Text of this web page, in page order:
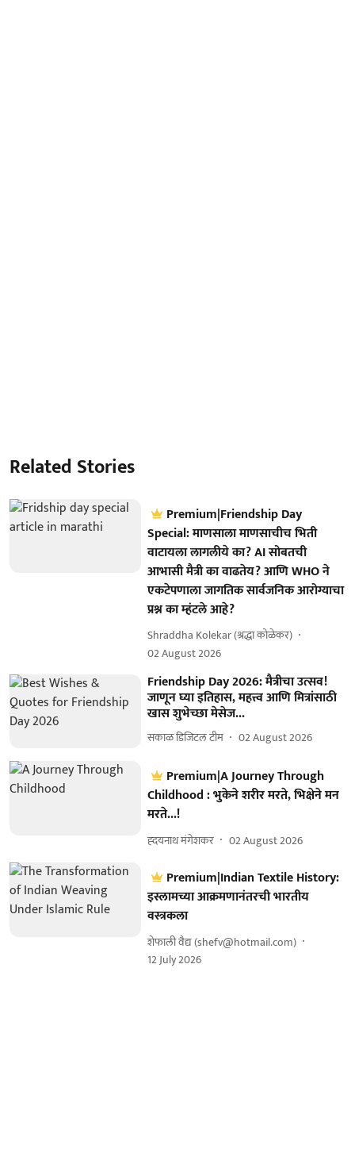
Related Stories
Premium|Friendship Day
Special: माणसाला माणसाचीच भिती
वाटायला लागलीये का? AI सोबतची
आभासी मैत्री का वाढतेय? आणि WHO ने
एकटेपणाला जागतिक सार्वजनिक आरोग्याचा
प्रश्न का म्हंटले आहे?
Shraddha Kolekar (श्रद्धा कोळेकर)
02 August 2026
Friendship Day 2026: मैत्रीचा उत्सव!
जाणून घ्या इतिहास, महत्त्व आणि मित्रांसाठी
खास शुभेच्छा मेसेज...
सकाळ डिजिटल टीम 02 August 2026
Premium|A Journey Through
Childhood : भुकेने शरीर मरते, भिक्षेने मन
मरते...!
ह्दयनाथ मंगेशकर 02 August 2026
Premium|Indian Textile History:
इस्लामच्या आक्रमणानंतरची भारतीय
वस्त्रकला
शेफाली वैद्य (shefv@hotmail.com)
12 July 2026